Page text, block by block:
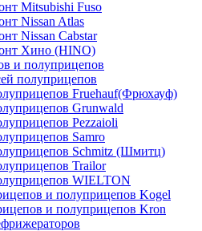
Mitsubishi Fuso
Nissan Atlas
Nissan Cabstar
Хино (HINO)
и полуприцепов
полуприцепов
Fruehauf(Фрюхауф)
Grunwald
Pezzaioli
Samro
Schmitz (Шмитц)
Trailor
WIELTON
и полуприцепов Kogel
и полуприцепов Kron